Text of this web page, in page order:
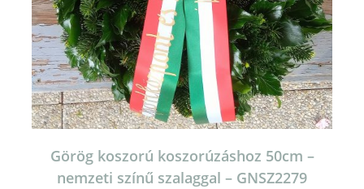
Görög koszorú koszorúzáshoz 50cm –
nemzeti színű szalaggal – GNSZ2279